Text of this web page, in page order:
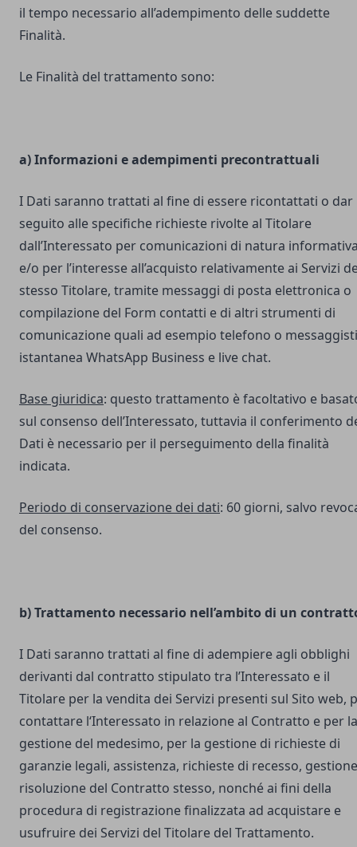
il tempo necessario all’adempimento delle suddette
Finalità.
Le Finalità del trattamento sono:
a) Informazioni e adempimenti precontrattuali
I Dati saranno trattati al fine di essere ricontattati o dar
seguito alle specifiche richieste rivolte al Titolare
dall’Interessato per comunicazioni di natura
e/o per l’interesse all’acquisto relativamente ai Servizi
stesso Titolare, tramite messaggi di posta elettronica o
compilazione del Form contatti e di altri strumenti di
comunicazione quali ad esempio telefono o
istantanea WhatsApp Business e live chat.
Base giuridica: questo trattamento è facoltativo e
sul consenso dell’Interessato, tuttavia il conferimento
Dati è necessario per il perseguimento della finalità
indicata.
Periodo di conservazione dei dati: 60 giorni, salvo
del consenso.
b) Trattamento necessario nell’ambito di un
I Dati saranno trattati al fine di adempiere agli obblighi
derivanti dal contratto stipulato tra l’Interessato e il
Titolare per la vendita dei Servizi presenti sul Sito web,
contattare l‘Interessato in relazione al Contratto e per la
gestione del medesimo, per la gestione di richieste di
garanzie legali, assistenza, richieste di recesso,
risoluzione del Contratto stesso, nonché ai fini della
procedura di registrazione finalizzata ad acquistare e
usufruire dei Servizi del Titolare del Trattamento.